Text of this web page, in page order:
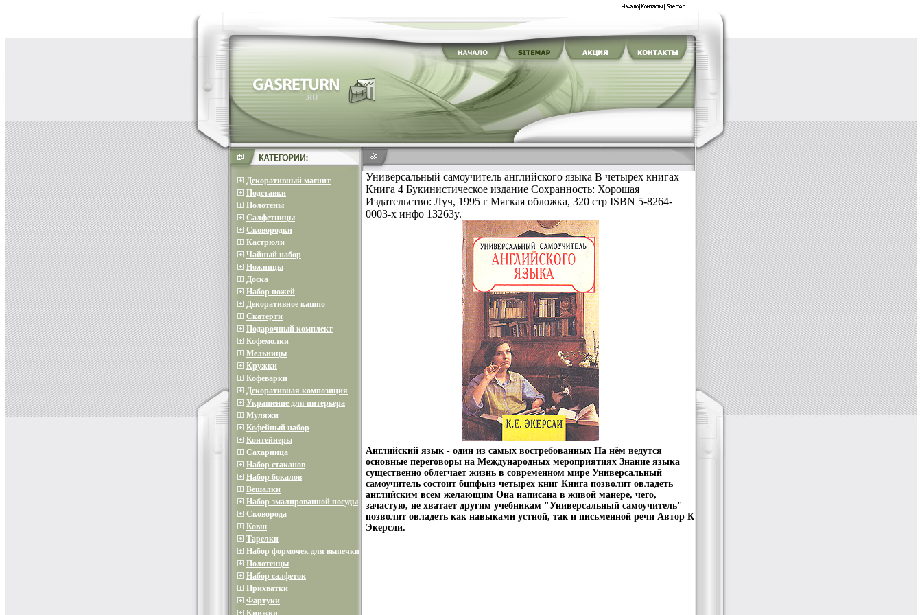
Декоративный магнит
Подставки
Полотены
Салфетницы
Сковородки
Кастрюли
Чайный набор
Ножницы
Доска
Набор ножей
Декоративное кашпо
Скатерти
Подарочный комплект
Кофемолки
Мельницы
Кружки
Кофеварки
Декоративная композиция
Украшение для интерьера
Муляжи
Кофейный набор
Контейнеры
Сахарница
Набор стаканов
Набор бокалов
Вешалки
Набор эмалированной посуды
Сковорода
Ковш
Тарелки
Набор формочек для выпечки
Полотенцы
Набор салфеток
Прихватки
Фартуки
Книжки
Универсальный самоучитель английского языка В четырех книгах
Книга 4 Букинистическое издание Сохранность: Хорошая
Издательство: Луч, 1995 г Мягкая обложка, 320 стр ISBN 5-8264-
0003-х инфо 13263y.
Английский язык - один из самых востребованных На нём ведутся
основные переговоры на Международных мероприятиях Знание языка
существенно облегчает жизнь в современном мире Универсальный
самоучитель состоит бцпфьиз четырех книг Книга позволит овладеть
английским всем желающим Она написана в живой манере, чего,
зачастую, не хватает другим учебникам "Универсальный самоучитель"
позволит овладеть как навыками устной, так и письменной речи Автор К
Экерсли.